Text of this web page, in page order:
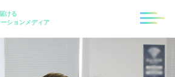
ける
ションメディア